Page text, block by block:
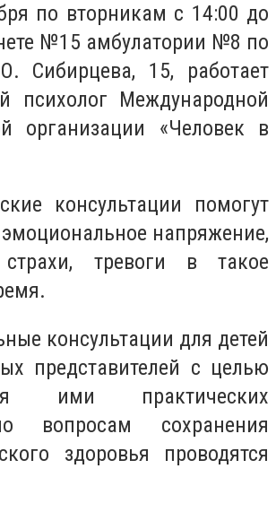
по вторникам с 14:00 до
№15 амбулатории №8 по
Сибирцева, 15, работает
психолог Международной
организации «Человек в
консультации помогут
напряжение,
страхи, тревоги в такое
консультации для детей
представителей с целью
ими практических
вопросам сохранения
здоровья проводятся